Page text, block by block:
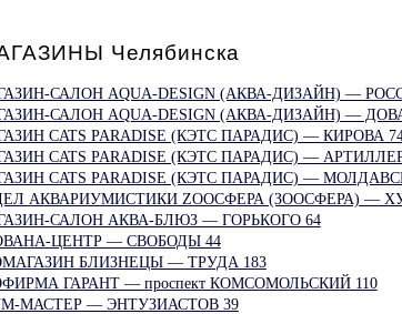
Челябинска
САЛОН AQUA-DESIGN (АКВА-ДИЗАЙН) —
САЛОН AQUA-DESIGN (АКВА-ДИЗАЙН) —
CATS PARADISE (КЭТС ПАРАДИС) — КИРОВА
CATS PARADISE (КЭТС ПАРАДИС) —
CATS PARADISE (КЭТС ПАРАДИС) —
АКВАРИУМИСТИКИ ZOOСФЕРА (ЗООСФЕРА) —
САЛОН АКВА-БЛЮЗ — ГОРЬКОГО 64
ЦЕНТР — СВОБОДЫ 44
БЛИЗНЕЦЫ — ТРУДА 183
ГАРАНТ — проспект КОМСОМОЛЬСКИЙ 110
МАСТЕР — ЭНТУЗИАСТОВ 39